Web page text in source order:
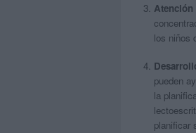
Atención
los niños
pueden
la
planificar